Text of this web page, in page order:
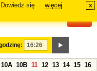
się
więcej x
10A 10B 11 12 13 14 15 16